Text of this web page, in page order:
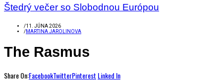
Štedrý večer so Slobodnou Európou
/11. JÚNA 2026
/MARTINA JAROLINOVA
The Rasmus
Share On:FacebookTwitterPinterest Linked In